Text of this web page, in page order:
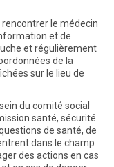
rencontrer le médecin
et de
et régulièrement
de la
sur le lieu de
du comité social
santé, sécurité
de santé, de
dans le champ
des actions en cas